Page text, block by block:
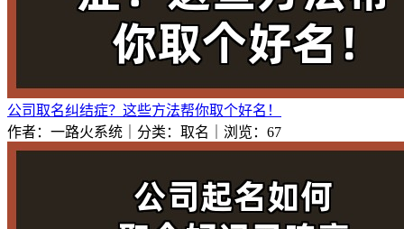
公司取名纠结症？这些方法帮你取个好名！
作者：一路火系统｜分类：取名｜浏览：67